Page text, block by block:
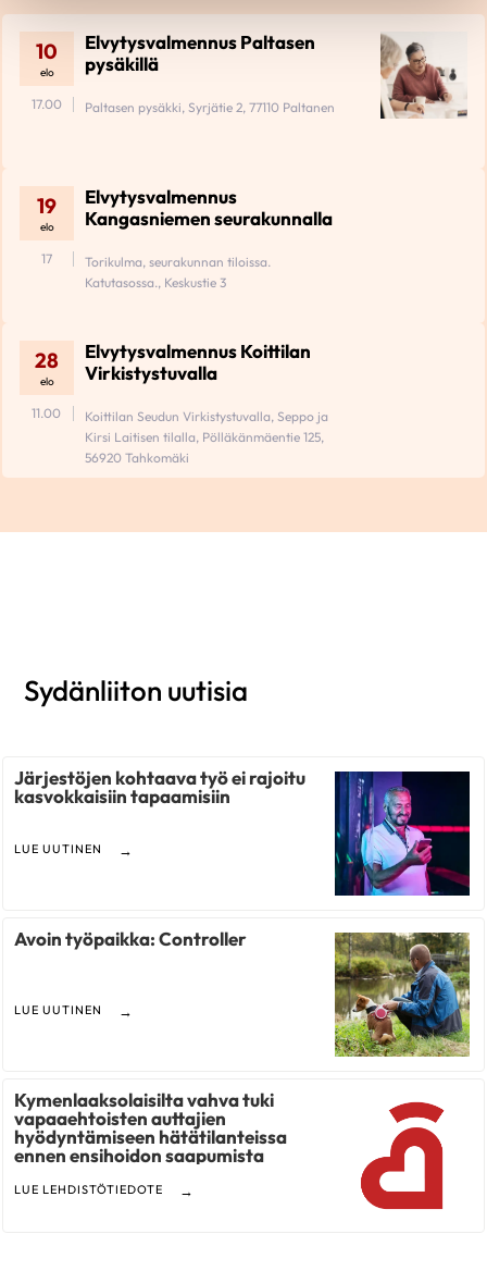
10
elo
Elvytysvalmennus Paltasen
pysäkillä
17.00 Paltasen pysäkki, Syrjätie 2, 77110 Paltanen
19
elo
Elvytysvalmennus
Kangasniemen seurakunnalla
17
Torikulma, seurakunnan tiloissa.
Katutasossa., Keskustie 3
28
elo
Elvytysvalmennus Koittilan
Virkistystuvalla
11.00
Koittilan Seudun Virkistystuvalla, Seppo ja
Kirsi Laitisen tilalla, Pölläkänmäentie 125,
56920 Tahkomäki
Sydänliiton uutisia
Järjestöjen kohtaava työ ei rajoitu
kasvokkaisiin tapaamisiin
LUE UUTINEN
Avoin työpaikka: Controller
LUE UUTINEN
Kymenlaaksolaisilta vahva tuki
vapaaehtoisten auttajien
hyödyntämiseen hätätilanteissa
ennen ensihoidon saapumista
LUE LEHDISTÖTIEDOTE